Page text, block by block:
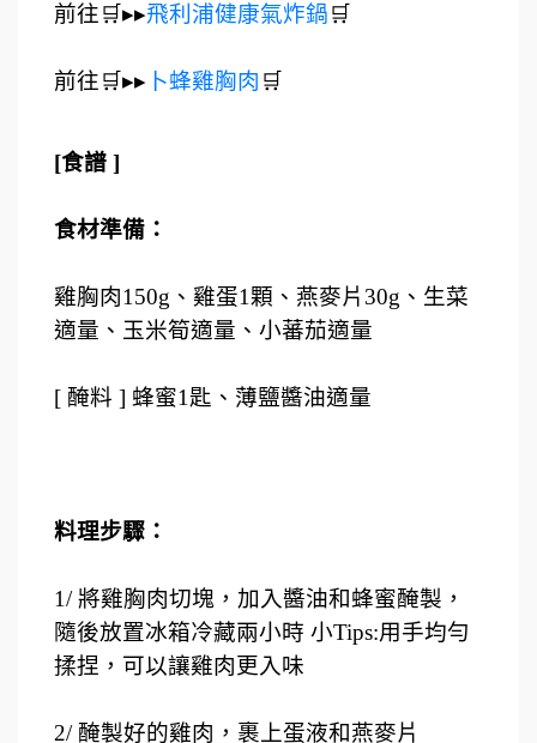
前往🛒▸▸飛利浦健康氣炸鍋🛒​​​​​​
前往🛒▸▸ 卜蜂雞胸肉 🛒​​​​​​
[食譜 ]
食材準備：
雞胸肉150g、雞蛋1顆、燕麥片30g、生菜
適量、玉米筍適量、小蕃茄適量
[ 醃料 ] 蜂蜜1匙、薄鹽醬油適量
料理步驟：
1/ 將雞胸肉切塊，加入醬油和蜂蜜醃製，
隨後放置冰箱冷藏兩小時 小Tips:用手均勻
揉捏，可以讓雞肉更入味
2/ 醃製好的雞肉，裹上蛋液和燕麥片